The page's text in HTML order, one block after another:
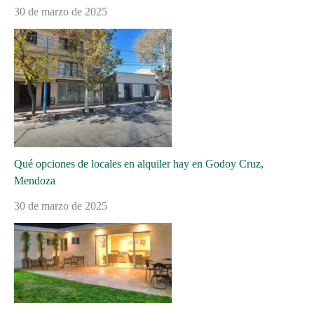
30 de marzo de 2025
Qué opciones de locales en alquiler hay en Godoy Cruz,
Mendoza
30 de marzo de 2025